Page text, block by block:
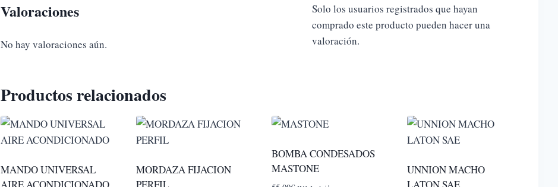
Valoraciones
No hay valoraciones aún.
Solo los usuarios registrados que hayan
comprado este producto pueden hacer una
valoración.
Productos relacionados
MANDO UNIVERSAL
MORDAZA FIJACION
BOMBA CONDESADOS
MASTONE
UNNION MACHO